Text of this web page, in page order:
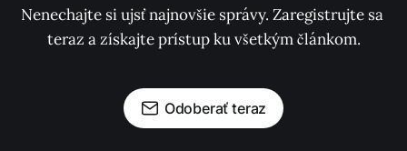
Nenechajte si ujsť najnovšie správy. Zaregistrujte sa
teraz a získajte prístup ku všetkým článkom.
Odoberať teraz